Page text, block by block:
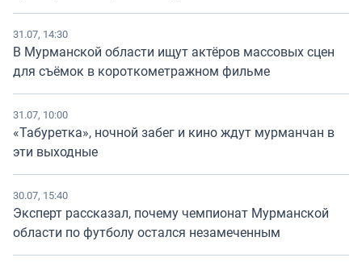
31.07, 14:30
В Мурманской области ищут актёров массовых сцен
для съёмок в короткометражном фильме
31.07, 10:00
«Табуретка», ночной забег и кино ждут мурманчан в
эти выходные
30.07, 15:40
Эксперт рассказал, почему чемпионат Мурманской
области по футболу остался незамеченным